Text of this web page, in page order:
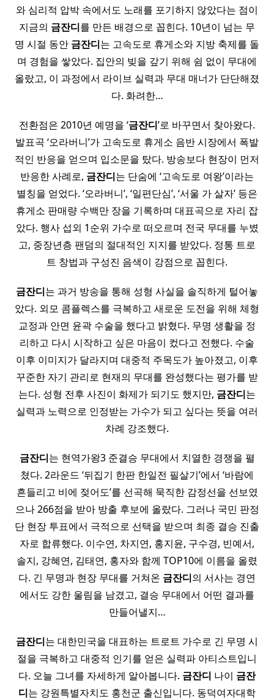
와 심리적 압박 속에서도 노래를 포기하지 않았다는 점이
지금의 금잔디를 만든 배경으로 꼽힌다. 10년이 넘는 무
명 시절 동안 금잔디는 고속도로 휴게소와 지방 축제를 돌
며 경험을 쌓았다. 집안의 빚을 갚기 위해 쉼 없이 무대에
올랐고, 이 과정에서 라이브 실력과 무대 매너가 단단해졌
다. 화려한…
전환점은 2010년 예명을 ‘금잔디’로 바꾸면서 찾아왔다.
발표곡 ‘오라버니’가 고속도로 휴게소 음반 시장에서 폭발
적인 반응을 얻으며 입소문을 탔다. 방송보다 현장이 먼저
반응한 사례로, 금잔디는 단숨에 ‘고속도로 여왕’이라는
별칭을 얻었다. ‘오라버니’, ‘일편단심’, ‘서울 가 살자’ 등은
휴게소 판매량 수백만 장을 기록하며 대표곡으로 자리 잡
았다. 행사 섭외 1순위 가수로 떠오르며 전국 무대를 누볐
고, 중장년층 팬덤의 절대적인 지지를 받았다. 정통 트로
트 창법과 구성진 음색이 강점으로 꼽힌다.
금잔디는 과거 방송을 통해 성형 사실을 솔직하게 털어놓
았다. 외모 콤플렉스를 극복하고 새로운 도전을 위해 체형
교정과 안면 윤곽 수술을 했다고 밝혔다. 무명 생활을 정
리하고 다시 시작하고 싶은 마음이 컸다고 전했다. 수술
이후 이미지가 달라지며 대중적 주목도가 높아졌고, 이후
꾸준한 자기 관리로 현재의 무대를 완성했다는 평가를 받
는다. 성형 전후 사진이 화제가 되기도 했지만, 금잔디는
실력과 노력으로 인정받는 가수가 되고 싶다는 뜻을 여러
차례 강조했다.
금잔디는 현역가왕3 준결승 무대에서 치열한 경쟁을 펼
쳤다. 2라운드 ‘뒤집기 한판 한일전 필살기’에서 ‘바람에
흔들리고 비에 젖어도’를 선곡해 묵직한 감정선을 선보였
으나 266점을 받아 방출 후보에 올랐다. 그러나 국민 판정
단 현장 투표에서 극적으로 선택을 받으며 최종 결승 진출
자로 합류했다. 이수연, 차지연, 홍지윤, 구수경, 빈예서,
솔지, 강혜연, 김태연, 홍자와 함께 TOP10에 이름을 올렸
다. 긴 무명과 현장 무대를 거쳐온 금잔디의 서사는 경연
에서도 강한 울림을 남겼고, 결승 무대에서 어떤 결과를
만들어낼지…
금잔디는 대한민국을 대표하는 트로트 가수로 긴 무명 시
절을 극복하고 대중적 인기를 얻은 실력파 아티스트입니
다. 오늘 그녀를 자세하게 알아봅니다. 금잔디 나이 금잔
디는 강원특별자치도 홍천군 출신입니다. 동덕여자대학